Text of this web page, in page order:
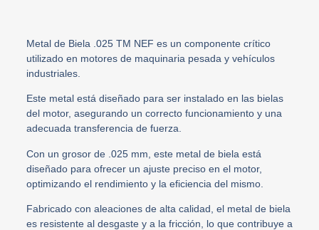
Metal de Biela .025 TM NEF es un componente crítico
utilizado en motores de maquinaria pesada y vehículos
industriales.
Este metal está diseñado para ser instalado en las bielas
del motor, asegurando un correcto funcionamiento y una
adecuada transferencia de fuerza.
Con un grosor de .025 mm, este metal de biela está
diseñado para ofrecer un ajuste preciso en el motor,
optimizando el rendimiento y la eficiencia del mismo.
Fabricado con aleaciones de alta calidad, el metal de biela
es resistente al desgaste y a la fricción, lo que contribuye a